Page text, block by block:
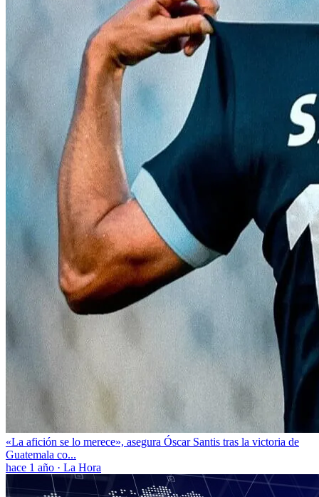
«La afición se lo merece», asegura Óscar Santis tras la victoria de
Guatemala co...
hace 1 año · La Hora